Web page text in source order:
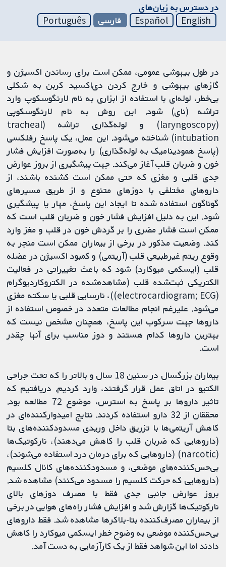
در دسترس به زیان‌های
English
Español فارسی Português
در طول بیهوشی عمومی، ممکن است برای رساندن اکسیژن و
گازهای بیهوشی و خارج کردن دی‌اکسید کربن به شکلی
بی‌خطر، لوله‌ای با استفاده از ابزاری به نام لارنگوسکوپ وارد
تراشه (نای) شود. این روش به نام لارنگوسکوپی
(laryngoscopy) و لوله‌گذاری تراشه (tracheal
intubation) شناخته می‌شود. این عمل، یک پاسخ رفلکسی
(پاسخ همودینامیک به لوله‌گذاری) را به‌صورت افزایش فشار
خون و ضربان قلب آغاز می‌کند. جهت پیشگیری از بروز عوارض
جدی قلبی و مغزی که حتی ممکن است کشنده باشند، از
داروهای مختلفی با دوزهای متنوع و از طریق مسیرهای
گوناگون استفاده شده تا ایجاد این پاسخ، مهار یا پیشگیری
شود. این به دلیل افزایش فشار خون و ضربان قلب است که
ممکن است فشار مضری را بر گردش خون در قلب و مغز وارد
کند. وضعیت مذکور در برخی از بیماران ممکن است منجر به
وقوع ریتم غیرطبیعی قلب (آریتمی) و کمبود اکسیژن در عضله
قلب (ایسکمی میوکارد) شود که باعث تغییراتی در فعالیت
الکتریکی ثبت‌شده قلب (مشاهده‌شده در الکتروکاردیوگرام
(electrocardiogram; ECG))، نارسایی قلبی یا سکته مغزی
می‌شود. علیرغم انجام مطالعات متعدد در خصوص استفاده از
داروها جهت سرکوب این پاسخ، همچنان مشخص نیست که
بهترین داروها کدام هستند و دوز مناسب برای آنها چقدر
است.
بیماران بزرگسال در سنین 18 سال و بالاتر را که تحت جراحی
الکتیو در اتاق عمل قرار گرفتند، وارد کردیم. دریافتیم که
تاثیر داروها بر پاسخ به استرس، موضوع 72 مطالعه بود.
محققان از 32 دارو استفاده کردند. نتایج امیدوارکننده‌ای در
کاهش آریتمی‌ها با تزریق داخل وریدی مسدودکننده‌های بتا
(داروهایی که ضربان قلب را کاهش می‌دهند)، نارکوتیک‌ها
(narcotic) (داروهایی که برای درمان درد استفاده می‌شوند)،
بی‌حس‌کننده‌های موضعی، و مسدودکننده‌های کانال کلسیم
(داروهایی که حرکت کلسیم را مسدود می‌کنند) مشاهده شد.
بروز عوارض جانبی جدی فقط با مصرف دوزهای بالای
نارکوتیک‌ها گزارش شد و افزایش فشار راه‌های هوایی در برخی
از بیماران مصرف‌کننده بتا-بلاکرها مشاهده شد. فقط داروهای
بی‌حس‌کننده موضعی به وضوح خطر ایسکمی میوکارد را کاهش
دادند اما این شواهد فقط از یک کارآزمایی به دست آمد.